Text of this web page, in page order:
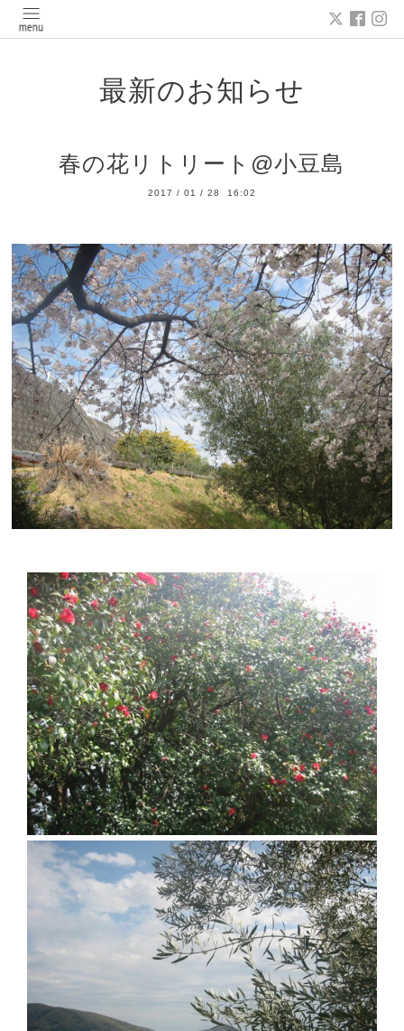
最新のお知らせ
春の花リトリート@小豆島
2017 / 01 / 28 16:02